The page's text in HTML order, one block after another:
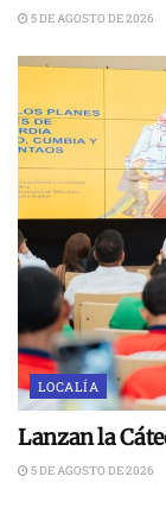
5 DE AGOSTO DE 2026
LOCALÍA
Lanzan la
5 DE AGOSTO DE 2026